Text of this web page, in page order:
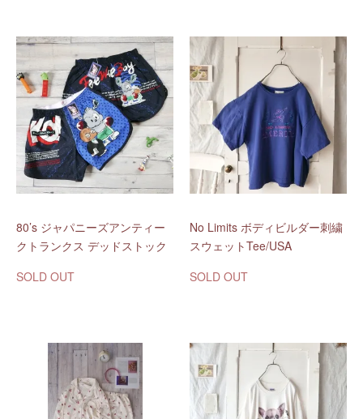
80’s ジャパニーズアンティー
クトランクス デッドストック
SOLD OUT
No Limits ボディビルダー刺繍
スウェットTee/USA
SOLD OUT